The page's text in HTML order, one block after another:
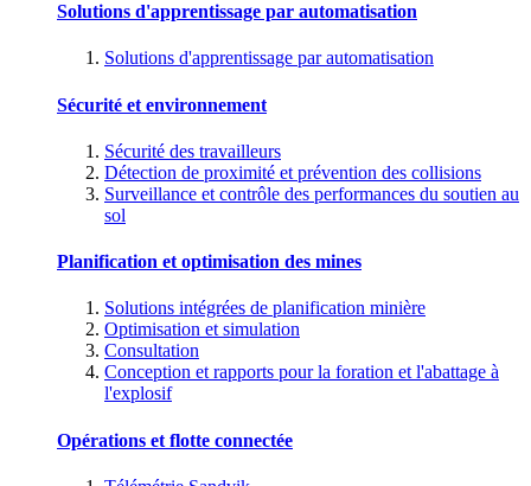
Solutions d'apprentissage par automatisation
Solutions d'apprentissage par automatisation
Sécurité et environnement
Sécurité des travailleurs
Détection de proximité et prévention des collisions
Surveillance et contrôle des performances du soutien au
sol
Planification et optimisation des mines
Solutions intégrées de planification minière
Optimisation et simulation
Consultation
Conception et rapports pour la foration et l'abattage à
l'explosif
Opérations et flotte connectée